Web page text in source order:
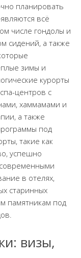
планировать
всё
числе гондолы и
сидений, а также
зимы и
курорты
центров с
хаммамами и
а также
под
такие как
успешно
в отелях,
старинных
памятникам под
визы,